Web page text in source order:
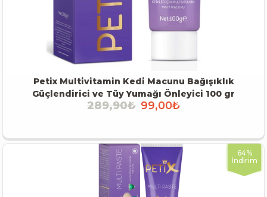
Petix Multivitamin Kedi Macunu Bağışıklık
Güçlendirici ve Tüy Yumağı Önleyici 100 gr
289,90₺ 99,00₺
64%
İndirim